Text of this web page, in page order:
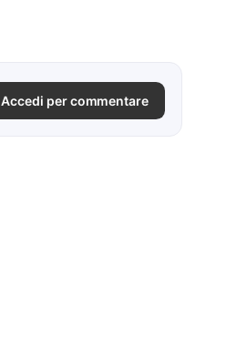
Accedi per commentare